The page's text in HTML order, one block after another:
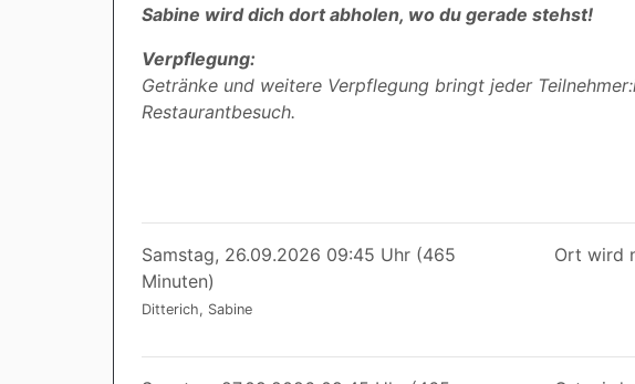
Sabine wird dich dort abholen, wo du gerade stehst!
Verpflegung:
Getränke und weitere Verpflegung bringt jeder
Restaurantbesuch.
Samstag, 26.09.2026 09:45 Uhr (465
Minuten)
Ditterich, Sabine
Ort wird